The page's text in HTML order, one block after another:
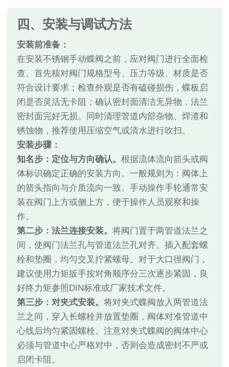
四、安装与调试方法
安装前准备：
在安装不锈钢手动蝶阀之前，应对阀门进行全面检
查。首先核对阀门规格型号、压力等级、材质是否
符合设计要求；检查外观是否有磕碰损伤，蝶板启
闭是否灵活无卡阻；确认密封面清洁无异物，法兰
密封面完好无损。同时清理管道内部杂物、焊渣和
锈蚀物，推荐使用压缩空气或清水进行吹扫。
安装步骤：
知名步：定位与方向确认。根据流体流向箭头或阀
体标识确定正确的安装方向。一般规则为：阀体上
的箭头指向与介质流向一致。手动操作手轮通常安
装在阀门上方或侧上方，便于操作人员观察和操
作。
第二步：法兰连接安装。将阀门置于两管道法兰之
间，使阀门法兰孔与管道法兰孔对齐。插入配套螺
栓和垫圈，均匀交叉拧紧螺母。对于大口徑阀门，
建议使用力矩扳手按对角顺序分三次逐步紧固，良
好终力矩参照DIN标准或厂家技术文件。
第三步：对夹式安装。将对夹式蝶阀放入两管道法
兰之间，穿入长螺栓并放置垫圈，阀体对准管道中
心线后均匀紧固螺栓。注意对夹式蝶阀的阀体中心
必须与管道中心严格对中，否则会造成密封不严或
启闭卡阻。